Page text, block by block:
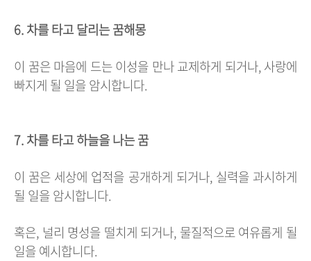
6. 차를 타고 달리는 꿈해몽
이 꿈은 마음에 드는 이성을 만나 교제하게 되거나, 사랑에
빠지게 될 일을 암시합니다.
7. 차를 타고 하늘을 나는 꿈
이 꿈은 세상에 업적을 공개하게 되거나, 실력을 과시하게
될 일을 암시합니다.
혹은, 널리 명성을 떨치게 되거나, 물질적으로 여유롭게 될
일을 예시합니다.